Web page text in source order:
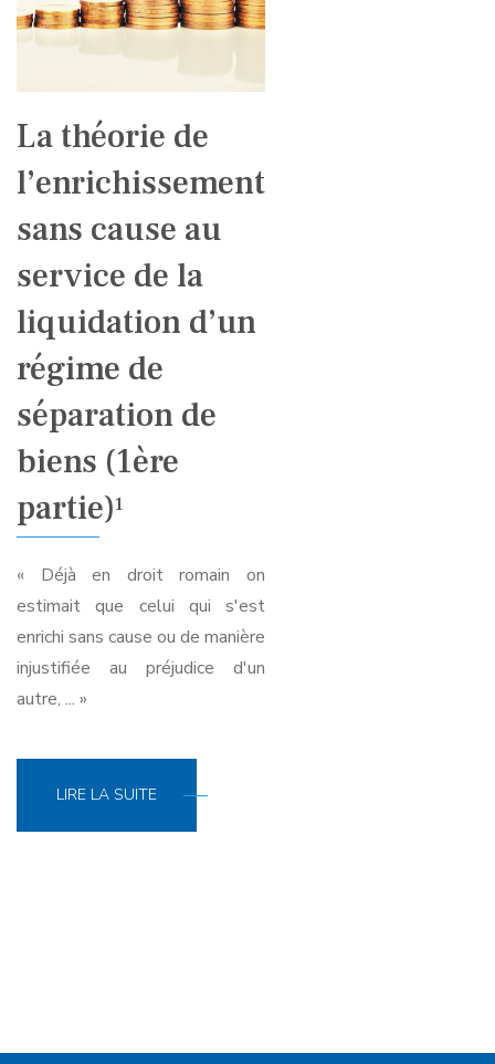
La théorie de
l’enrichissement
sans cause au
service de la
liquidation d’un
régime de
séparation de
biens (1ère
partie)1
« Déjà en droit romain on
estimait que celui qui s'est
enrichi sans cause ou de manière
injustifiée au préjudice d'un
autre, ... »
LIRE LA SUITE